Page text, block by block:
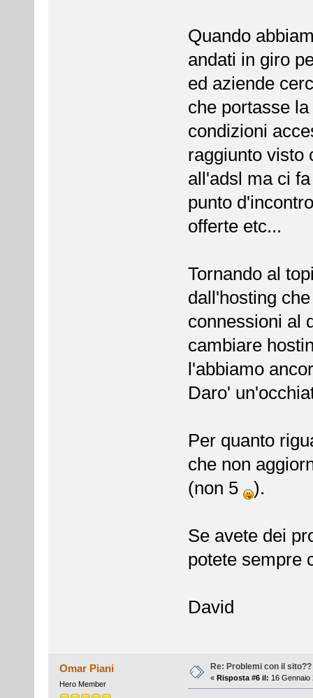
Quando
andati in giro
ed aziende
che portasse
condizioni
raggiunto visto
all'adsl ma ci
punto
offerte etc...
Tornando al
dall'hosting
connessioni al
cambiare
l'abbiamo
Daro'
Per quanto
che non
(non 5
).
Se avete dei
potete sempre
David
Omar Piani
Hero Member
Re: Problemi con il sito??
« Risposta #6 il: 16 Gennaio